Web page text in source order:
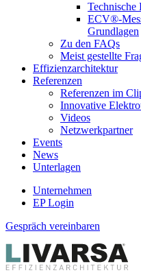
Technische
ECV®-
Grundlagen
Zu den FAQs
Meist gestellte
Effizienzarchitektur
Referenzen
Referenzen im
Innovative
Videos
Netzwerkpartner
Events
News
Unterlagen
Unternehmen
EP Login
Gespräch vereinbaren